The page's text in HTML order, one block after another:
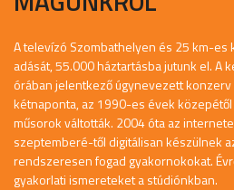
A televízó Szombathelyen és 25 km-es
adását, 55.000 háztartásba jutunk el. A
órában jelentkező úgynevezett
kétnaponta, az 1990-es évek
műsorok váltották. 2004 óta az
szeptemberé-től digitálisan készülnek
rendszeresen fogad gyakornokokat.
gyakorlati ismereteket a stúdiónkban.